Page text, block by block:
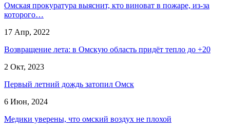
Омская прокуратура выяснит, кто виноват в пожаре, из-за
которого…
17 Апр, 2022
Возвращение лета: в Омскую область придёт тепло до +20
2 Окт, 2023
Первый летний дождь затопил Омск
6 Июн, 2024
Медики уверены, что омский воздух не плохой